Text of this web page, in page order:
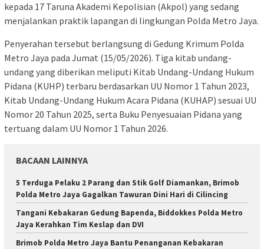
kepada 17 Taruna Akademi Kepolisian (Akpol) yang sedang
menjalankan praktik lapangan di lingkungan Polda Metro Jaya.
Penyerahan tersebut berlangsung di Gedung Krimum Polda
Metro Jaya pada Jumat (15/05/2026). Tiga kitab undang-
undang yang diberikan meliputi Kitab Undang-Undang Hukum
Pidana (KUHP) terbaru berdasarkan UU Nomor 1 Tahun 2023,
Kitab Undang-Undang Hukum Acara Pidana (KUHAP) sesuai UU
Nomor 20 Tahun 2025, serta Buku Penyesuaian Pidana yang
tertuang dalam UU Nomor 1 Tahun 2026.
BACAAN LAINNYA
5 Terduga Pelaku 2 Parang dan Stik Golf Diamankan, Brimob
Polda Metro Jaya Gagalkan Tawuran Dini Hari di Cilincing
Tangani Kebakaran Gedung Bapenda, Biddokkes Polda Metro
Jaya Kerahkan Tim Keslap dan DVI
Brimob Polda Metro Jaya Bantu Penanganan Kebakaran